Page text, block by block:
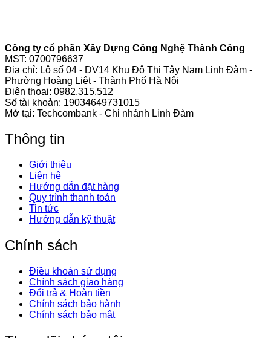
Công ty cổ phần Xây Dựng Công Nghệ Thành Công
MST: 0700796637
Địa chỉ: Lô số 04 - DV14 Khu Đô Thị Tây Nam Linh Đàm -
Phường Hoàng Liệt - Thành Phố Hà Nội
Điện thoại: 0982.315.512
Số tài khoản: 19034649731015
Mở tại: Techcombank - Chi nhánh Linh Đàm
Thông tin
Giới thiệu
Liên hệ
Hướng dẫn đặt hàng
Quy trình thanh toán
Tin tức
Hướng dẫn kỹ thuật
Chính sách
Điều khoản sử dụng
Chính sách giao hàng
Đổi trả & Hoàn tiền
Chính sách bảo hành
Chính sách bảo mật